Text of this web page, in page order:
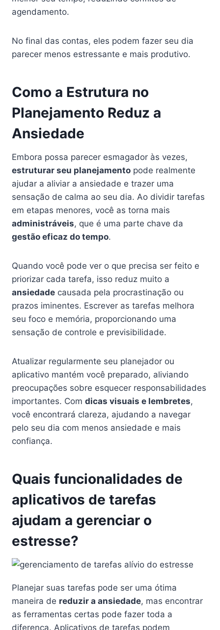
agendamento.
No final das contas, eles podem fazer seu dia
parecer menos estressante e mais produtivo.
Como a Estrutura no
Planejamento Reduz a
Ansiedade
Embora possa parecer esmagador às vezes,
estruturar seu planejamento pode realmente
ajudar a aliviar a ansiedade e trazer uma
sensação de calma ao seu dia. Ao dividir tarefas
em etapas menores, você as torna mais
administráveis, que é uma parte chave da
gestão eficaz do tempo.
Quando você pode ver o que precisa ser feito e
priorizar cada tarefa, isso reduz muito a
ansiedade causada pela procrastinação ou
prazos iminentes. Escrever as tarefas melhora
seu foco e memória, proporcionando uma
sensação de controle e previsibilidade.
Atualizar regularmente seu planejador ou
aplicativo mantém você preparado, aliviando
preocupações sobre esquecer responsabilidades
importantes. Com dicas visuais e lembretes,
você encontrará clareza, ajudando a navegar
pelo seu dia com menos ansiedade e mais
confiança.
Quais funcionalidades de
aplicativos de tarefas
ajudam a gerenciar o
estresse?
Planejar suas tarefas pode ser uma ótima
maneira de reduzir a ansiedade, mas encontrar
as ferramentas certas pode fazer toda a
diferença. Aplicativos de tarefas podem